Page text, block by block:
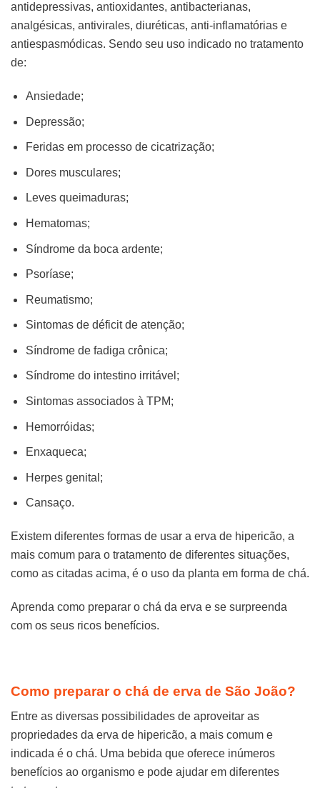
antidepressivas, antioxidantes, antibacterianas,
analgésicas, antivirales, diuréticas, anti-inflamatórias e
antiespasmódicas. Sendo seu uso indicado no tratamento
de:
Ansiedade;
Depressão;
Feridas em processo de cicatrização;
Dores musculares;
Leves queimaduras;
Hematomas;
Síndrome da boca ardente;
Psoríase;
Reumatismo;
Sintomas de déficit de atenção;
Síndrome de fadiga crônica;
Síndrome do intestino irritável;
Sintomas associados à TPM;
Hemorróidas;
Enxaqueca;
Herpes genital;
Cansaço.
Existem diferentes formas de usar a erva de hipericão, a
mais comum para o tratamento de diferentes situações,
como as citadas acima, é o uso da planta em forma de chá.
Aprenda como preparar o chá da erva e se surpreenda
com os seus ricos benefícios.
Como preparar o chá de erva de São João?
Entre as diversas possibilidades de aproveitar as
propriedades da erva de hipericão, a mais comum e
indicada é o chá. Uma bebida que oferece inúmeros
benefícios ao organismo e pode ajudar em diferentes